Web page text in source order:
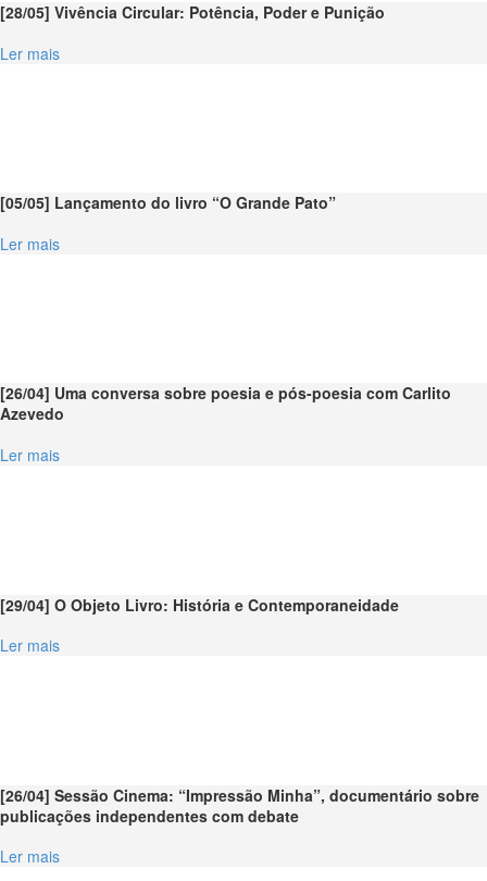
[28/05] Vivência Circular: Potência, Poder e Punição
Ler mais
[05/05] Lançamento do livro “O Grande Pato”
Ler mais
[26/04] Uma conversa sobre poesia e pós-poesia com Carlito
Azevedo
Ler mais
[29/04] O Objeto Livro: História e Contemporaneidade
Ler mais
[26/04] Sessão Cinema: “Impressão Minha”, documentário sobre
publicações independentes com debate
Ler mais